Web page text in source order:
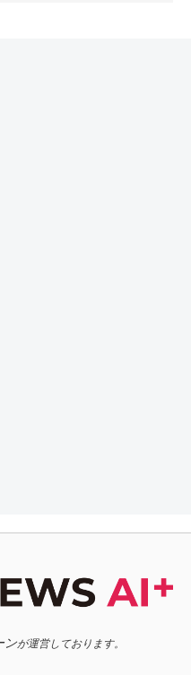
ンが運営しております。